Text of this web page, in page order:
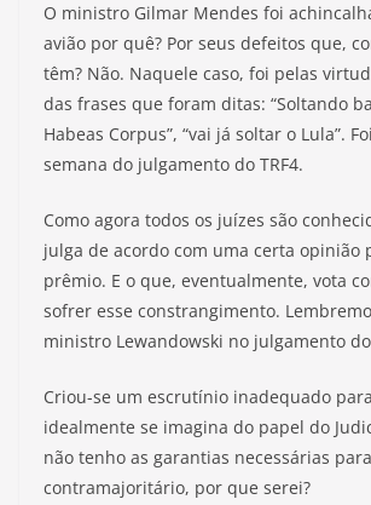
O ministro Gilmar Mendes foi
avião por quê? Por seus defeitos que,
têm? Não. Naquele caso, foi pelas
das frases que foram ditas: “Soltando
Habeas Corpus”, “vai já soltar o Lula”.
semana do julgamento do TRF4.
Como agora todos os juízes são
julga de acordo com uma certa opinião
prêmio. E o que, eventualmente, vota
sofrer esse constrangimento.
ministro Lewandowski no julgamento
Criou-se um escrutínio inadequado
idealmente se imagina do papel do
não tenho as garantias necessárias
contramajoritário, por que serei?